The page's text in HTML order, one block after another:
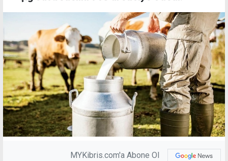
MYKibris.com'a Abone Ol